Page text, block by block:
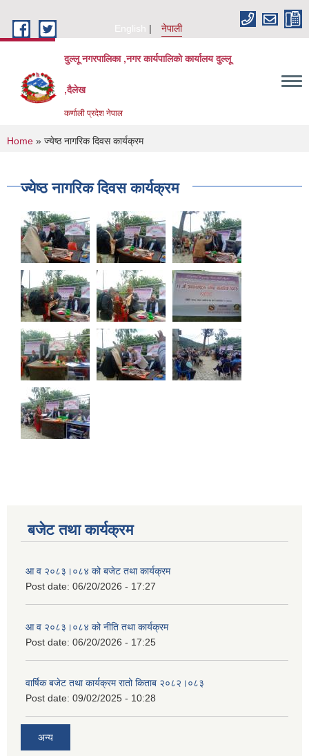
English
नेपाली
दुल्लू नगरपालिका ,नगर कार्यपालिकाे कार्यालय दुल्लू
,दैलेख
कर्णाली प्रदेश नेपाल
You are here
Home » ज्येष्ठ नागरिक दिवस कार्यक्रम
ज्येष्ठ नागरिक दिवस कार्यक्रम
बजेट तथा कार्यक्रम
आ व २०८३।०८४ को बजेट तथा कार्यक्रम
Post date: 06/20/2026 - 17:27
आ व २०८३।०८४ को नीति तथा कार्यक्रम
Post date: 06/20/2026 - 17:25
वार्षिक बजेट तथा कार्यक्रम रातो किताब २०८२।०८३
Post date: 09/02/2025 - 10:28
अन्य